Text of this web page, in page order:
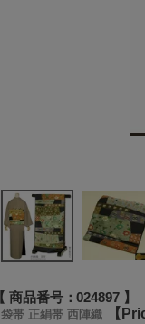
商品番号 024897
袋帯 正絹帯 西陣織
【